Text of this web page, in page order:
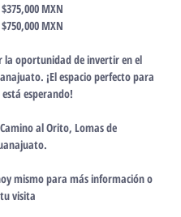
MXN
MXN
la oportunidad de invertir en el
¡El espacio perfecto para
esperando!
Camino al Orito, Lomas de
mismo para más información o
visita